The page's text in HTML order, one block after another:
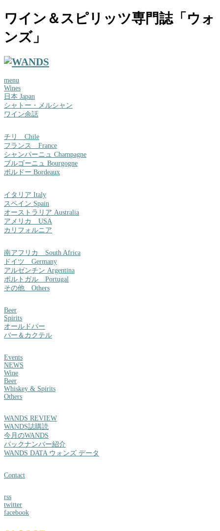
ワイン＆スピリッツ専門誌「ウォ
ンズ」
menu
Wines
日本 Japan
シャトー・メルシャン
ワイン余話
チリ Chile
フランス France
シャンパーニュ Champagne
ブルゴーニュ Bourgogne
ボルドー Bordeaux
イタリア Italy
スペイン Spain
オーストラリア Australia
アメリカ USA
カリフォルニア
南アフリカ South Africa
ドイツ Germany
アルゼンチン Argentina
ポルトガル Portugal
その他 Others
Beer
Spirits
オールドパー
バー＆カクテル
Events
NEWS
Wine
Beer
Whiskey & Spirits
Others
WANDS REVIEW
WANDS誌購読
今月のWANDS
バックナンバー紹介
WANDS DATA ウォンズ データ
Contact
rss
twitter
facebook